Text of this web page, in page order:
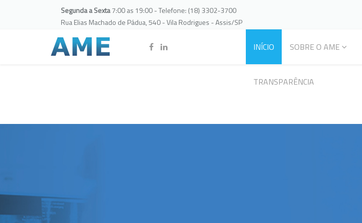
Segunda a Sexta7:00 as 19:00 - Telefone: (18) 3302-3700
Rua Elias Machado de Pádua, 540 - Vila Rodrigues - Assis/SP
INÍCIO SOBRE O AME
TRANSPARÊNCIA